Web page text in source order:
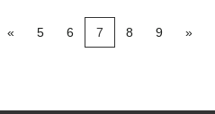
« 5 6 7 8 9 »